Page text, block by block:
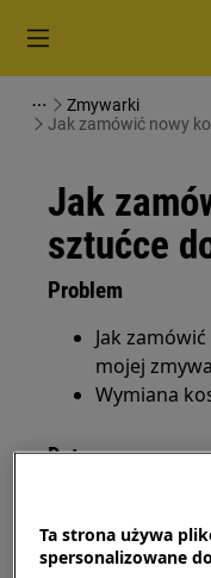
Zmywarki
Jak zamówić nowy
Jak
sztućce
Problem
Jak
mojej
Wymiana
Dotyczy
Ta strona używa
spersonalizowane